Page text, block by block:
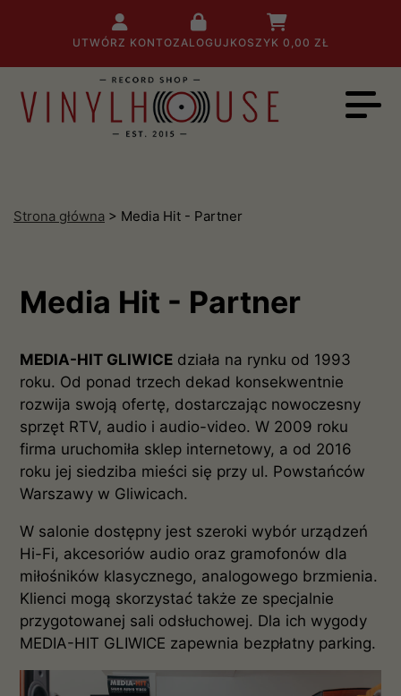
UTWÓRZ KONTOZALOGUJ KOSZYK 0,00 ZŁ
Strona główna > Media Hit - Partner
Media Hit - Partner
MEDIA-HIT GLIWICE działa na rynku od 1993
roku. Od ponad trzech dekad konsekwentnie
rozwija swoją ofertę, dostarczając nowoczesny
sprzęt RTV, audio i audio-video. W 2009 roku
firma uruchomiła sklep internetowy, a od 2016
roku jej siedziba mieści się przy ul. Powstańców
Warszawy w Gliwicach.
W salonie dostępny jest szeroki wybór urządzeń
Hi-Fi, akcesoriów audio oraz gramofonów dla
miłośników klasycznego, analogowego brzmienia.
Klienci mogą skorzystać także ze specjalnie
przygotowanej sali odsłuchowej. Dla ich wygody
MEDIA-HIT GLIWICE zapewnia bezpłatny parking.